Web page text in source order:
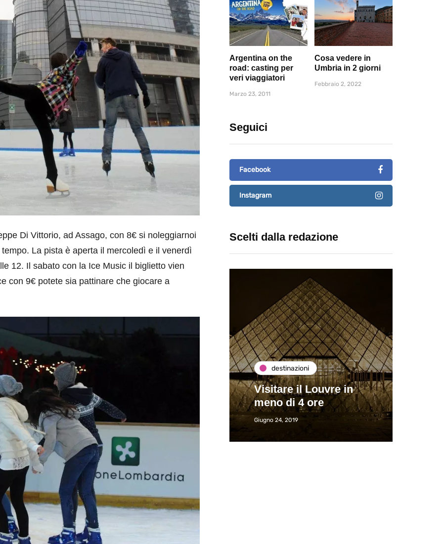
Di Vittorio, ad Assago, con 8€ si noleggiarnoi
La pista è aperta il mercoledì e il venerdì
12. Il sabato con la Ice Music il biglietto vien
con 9€ potete sia pattinare che giocare a
Argentina on the
road: casting per
veri viaggiatori
Marzo 23, 2011
Cosa vedere in
Umbria in 2 giorni
Febbraio 2, 2022
Seguici
Facebook
Instagram
Scelti dalla redazione
di
Eventi di aprile 2026 a
Rimini e dintorni
Marzo 31, 2026
destinazioni
Visitare il Louvre in
meno di 4 ore
Giugno 24, 2019